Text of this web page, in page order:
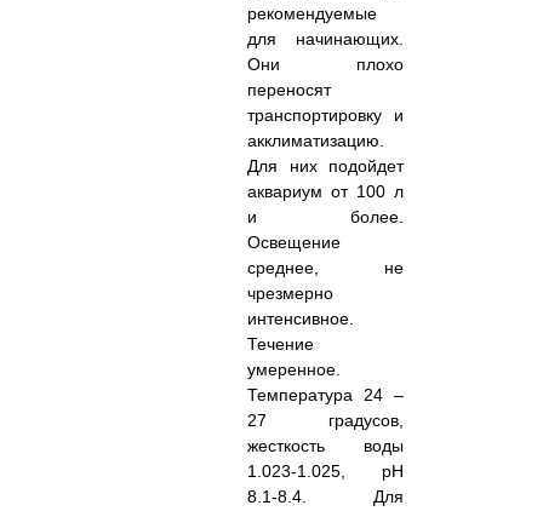
рекомендуемые
для начинающих.
Они плохо
переносят
транспортировку и
акклиматизацию.
Для них подойдет
аквариум от 100 л
и более.
Освещение
среднее, не
чрезмерно
интенсивное.
Течение
умеренное.
Температура 24 –
27 градусов,
жесткость воды
1.023-1.025, pH
8.1-8.4. Для